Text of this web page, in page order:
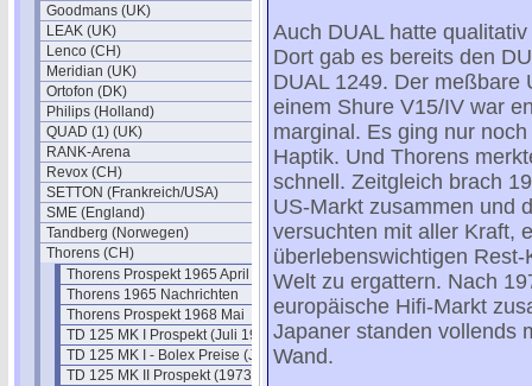
Goodmans (UK)
LEAK (UK)
Lenco (CH)
Meridian (UK)
Ortofon (DK)
Philips (Holland)
QUAD (1) (UK)
RANK-Arena
Revox (CH)
SETTON (Frankreich/USA)
SME (England)
Tandberg (Norwegen)
Thorens (CH)
Thorens Prospekt 1965 April
Thorens 1965 Nachrichten
Thorens Prospekt 1968 Mai
TD 125 MK I Prospekt (Juli 1970)
TD 125 MK I - Bolex Preise (Juli 1970)
TD 125 MK II Prospekt (1973)
Auch DUAL hatte
Dort gab es bereits den
DUAL 1249. Der meßbare
einem Shure V15/IV war
marginal. Es ging nur
Haptik. Und Thorens
schnell. Zeitgleich brach
US-Markt zusammen und
versuchten mit aller Kraft,
überlebenswichtigen
Welt zu ergattern. Nach
europäische Hifi-Markt
Japaner standen vollends
Wand.